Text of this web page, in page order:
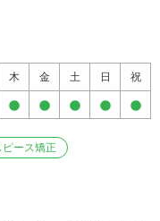
木 金 土 日 祝
ピース矯正